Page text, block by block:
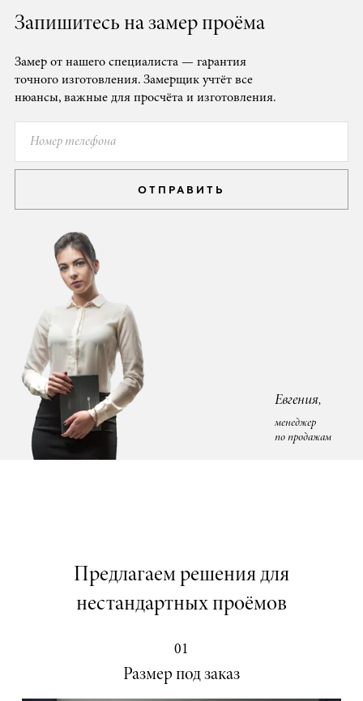
Запишитесь на замер проёма
Замер от нашего специалиста — гарантия
точного изготовления. Замерщик учтёт все
нюансы, важные для просчёта и изготовления.
ОТПРАВИТЬ
Евгения,
менеджер
по продажам
Предлагаем решения для
нестандартных проёмов
01
Размер под заказ